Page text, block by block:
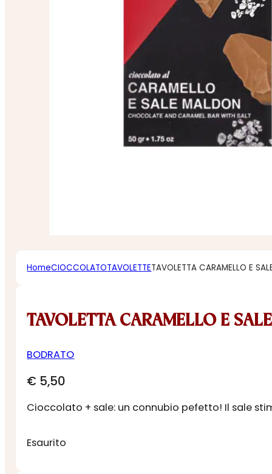
HomeCIOCCOLATOTAVOLETTETAVOLETTA CARAMELLO E
TAVOLETTA CARAMELLO E
BODRATO
€ 5,50
Cioccolato + sale: un connubio pefetto! Il sale
Esaurito